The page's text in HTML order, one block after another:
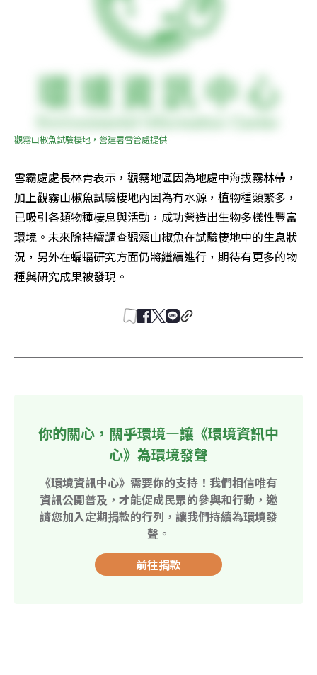
觀霧山椒魚試驗棲地，營建署雪管處提供
雪霸處處長林青表示，觀霧地區因為地處中海拔霧林帶，
加上觀霧山椒魚試驗棲地內因為有水源，植物種類繁多，
已吸引各類物種棲息與活動，成功營造出生物多樣性豐富
環境。未來除持續調查觀霧山椒魚在試驗棲地中的生息狀
況，另外在蝙蝠研究方面仍將繼續進行，期待有更多的物
種與研究成果被發現。
你的關心，關乎環境—讓《環境資訊中
心》為環境發聲
《環境資訊中心》需要你的支持！我們相信唯有
資訊公開普及，才能促成民眾的參與和行動，邀
請您加入定期捐款的行列，讓我們持續為環境發
聲。
前往捐款